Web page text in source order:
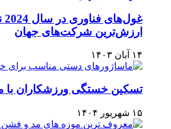
ارزش‌ترین شرکت‌های جهان
۱۴ آبان ۱۴۰۳
تسکین خستگی ورزشکاران با
۱۵ شهریور ۱۴۰۴